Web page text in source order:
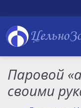
Паровой
своими